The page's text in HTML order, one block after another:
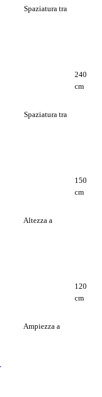
Spaziatura tra
Spaziatura tra
240
cm
Altezza a
150
cm
Ampiezza a
120
cm